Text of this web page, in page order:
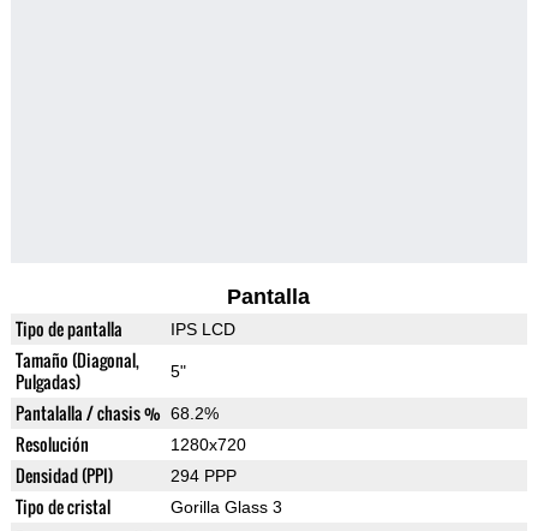
Pantalla
Tipo de pantalla IPS LCD
Tamaño (Diagonal,
Pulgadas)
5"
Pantalalla / chasis % 68.2%
Resolución 1280x720
Densidad (PPI) 294 PPP
Tipo de cristal Gorilla Glass 3